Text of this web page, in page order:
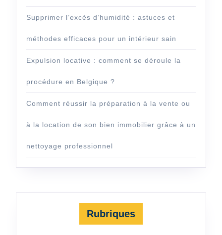
Supprimer l’excès d’humidité : astuces et
méthodes efficaces pour un intérieur sain
Expulsion locative : comment se déroule la
procédure en Belgique ?
Comment réussir la préparation à la vente ou
à la location de son bien immobilier grâce à un
nettoyage professionnel
Rubriques